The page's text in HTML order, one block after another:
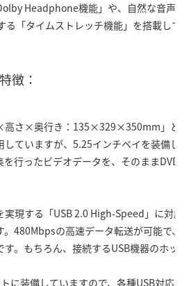
Headphone機能」や、自然な音声
る「タイムストレッチ機能」を搭載して
徴：
高さ×奥行き：135×329×350mm」と、
していますが、5.25インチベイを装備し
を行ったビデオデータを、そのままDVD
実現する「USB 2.0 High-Speed」に対応
。480Mbpsの高速データ転送が可能で、
す。もちろん、接続するUSB機器のホッ
に装備していますので、各種USB対応